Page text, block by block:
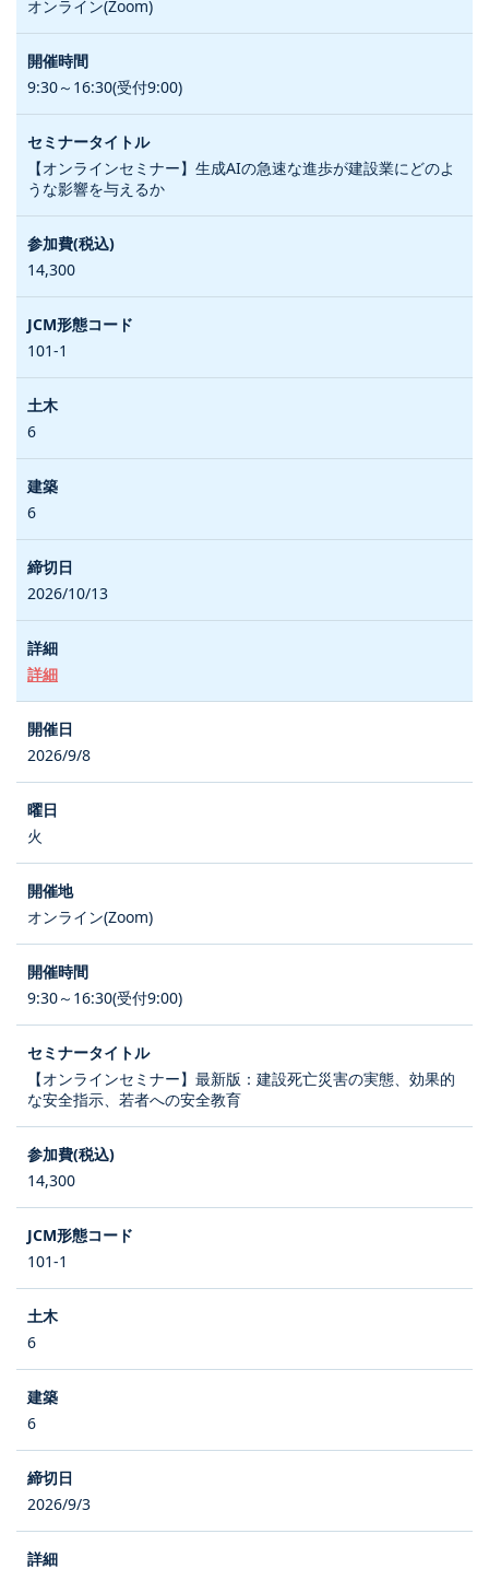
オンライン(Zoom)
9:30～16:30(受付9:00)
【オンラインセミナー】生成AIの急速な進歩が建設業にどのよ
うな影響を与えるか
14,300
101-1
6
6
2026/10/13
詳細
2026/9/8
火
オンライン(Zoom)
9:30～16:30(受付9:00)
【オンラインセミナー】最新版：建設死亡災害の実態、効果的
な安全指示、若者への安全教育
14,300
101-1
6
6
2026/9/3